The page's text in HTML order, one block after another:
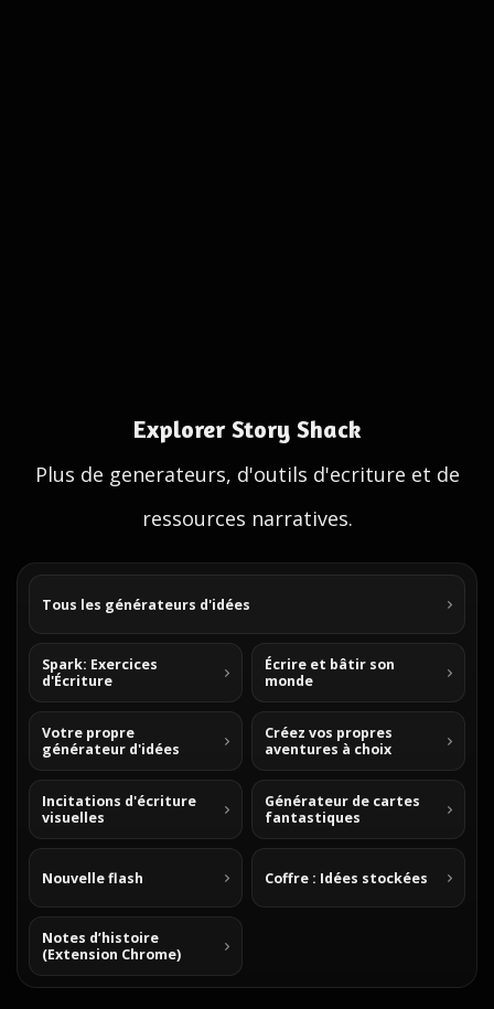
Explorer Story Shack
Plus de generateurs, d'outils d'ecriture et de
ressources narratives.
Tous les générateurs d'idées
Spark: Exercices
d'Écriture
Écrire et bâtir son
monde
Votre propre
générateur d'idées
Créez vos propres
aventures à choix
Incitations d'écriture
visuelles
Générateur de cartes
fantastiques
Nouvelle flash Coffre : Idées stockées
Notes d’histoire
(Extension Chrome)